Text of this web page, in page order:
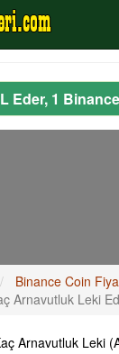
Eder, 1
Binance Coin
Arnavutluk Leki
Arnavutluk Leki